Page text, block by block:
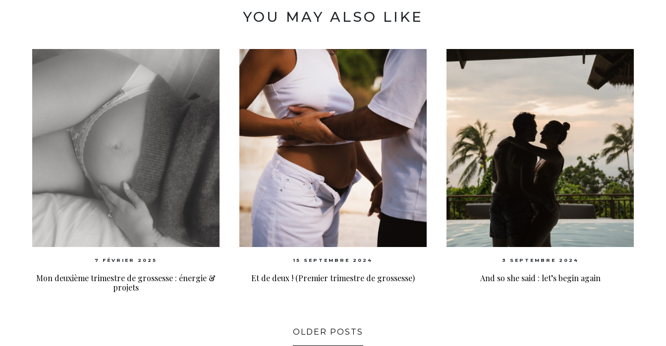
YOU MAY ALSO LIKE
7 FÉVRIER 2025
Mon deuxième trimestre de grossesse : énergie &
projets
15 SEPTEMBRE 2024
Et de deux ! (Premier trimestre de grossesse)
3 SEPTEMBRE 2024
And so she said : let’s begin again
OLDER POSTS